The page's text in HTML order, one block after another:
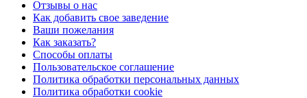
Отзывы о нас
Как добавить свое заведение
Ваши пожелания
Как заказать?
Способы оплаты
Пользовательское соглашение
Политика обработки персональных данных
Политика обработки cookie